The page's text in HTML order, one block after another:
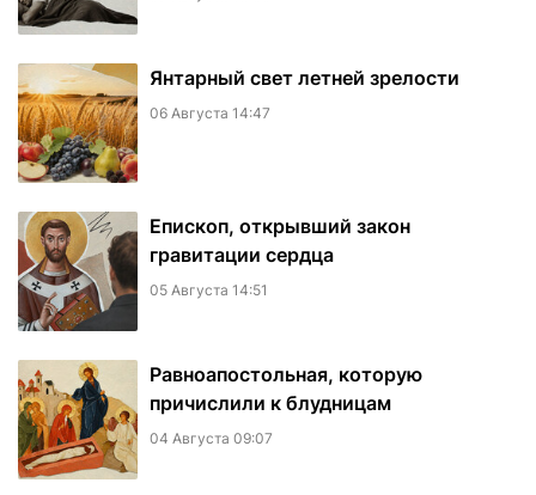
Янтарный свет летней зрелости
06 Августа 14:47
Епископ, открывший закон
гравитации сердца
05 Августа 14:51
Равноапостольная, которую
причислили к блудницам
04 Августа 09:07